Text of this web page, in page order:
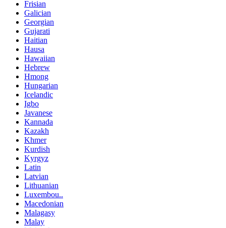
Frisian
Galician
Georgian
Gujarati
Haitian
Hausa
Hawaiian
Hebrew
Hmong
Hungarian
Icelandic
Igbo
Javanese
Kannada
Kazakh
Khmer
Kurdish
Kyrgyz
Latin
Latvian
Lithuanian
Luxembou..
Macedonian
Malagasy
Malay